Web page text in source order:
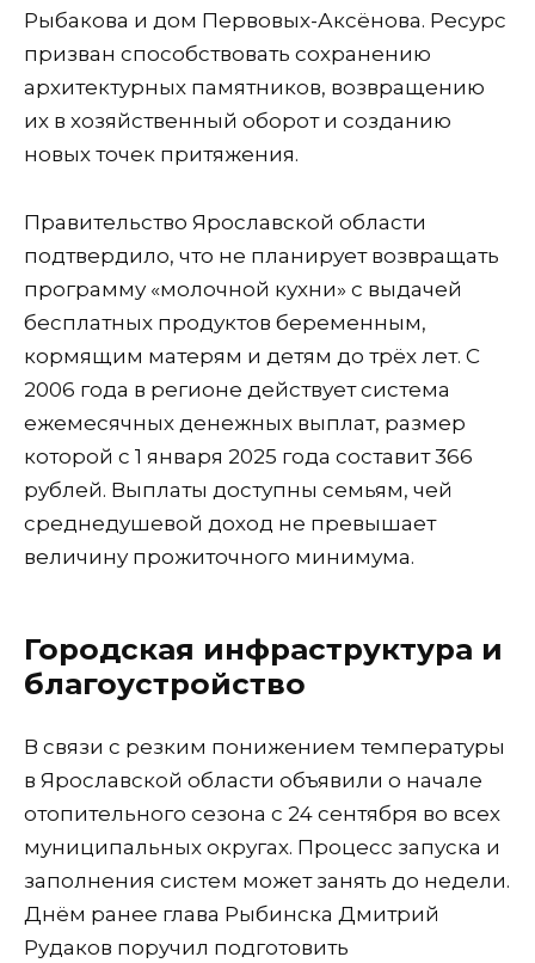
Рыбакова и дом Первовых-Аксёнова. Ресурс
призван способствовать сохранению
архитектурных памятников, возвращению
их в хозяйственный оборот и созданию
новых точек притяжения.
Правительство Ярославской области
подтвердило, что не планирует возвращать
программу «молочной кухни» с выдачей
бесплатных продуктов беременным,
кормящим матерям и детям до трёх лет. С
2006 года в регионе действует система
ежемесячных денежных выплат, размер
которой с 1 января 2025 года составит 366
рублей. Выплаты доступны семьям, чей
среднедушевой доход не превышает
величину прожиточного минимума.
Городская инфраструктура и
благоустройство
В связи с резким понижением температуры
в Ярославской области объявили о начале
отопительного сезона с 24 сентября во всех
муниципальных округах. Процесс запуска и
заполнения систем может занять до недели.
Днём ранее глава Рыбинска Дмитрий
Рудаков поручил подготовить